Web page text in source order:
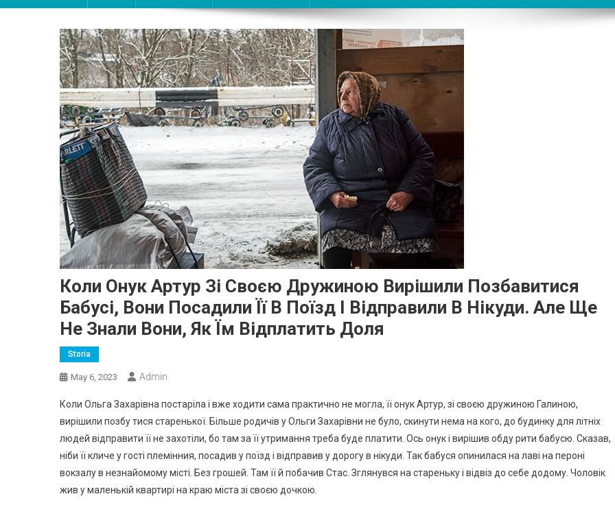
Коли Онук Артур Зі Своєю Дружиною Вирішили Позбавитися
Бабусі, Вони Посадили Її В Поїзд І Відправили В Нікуди. Але Ще
Не Знали Вони, Як Їм Відплатить Доля
Storia
May 6, 2023 Admin
Коли Ольга Захарівна постаріла і вже ходити сама практично не могла, її онук Артур, зі своєю дружиною Галиною,
вирішили позбу тися старенької. Більше родичів у Ольги Захарівни не було, скинути нема на кого, до будинку для літніх
людей відправити її не захотіли, бо там за її утримання треба буде платити. Ось онук і вирішив обду рити бабусю. Сказав,
ніби її кличе у гості племінния, посадив у поїзд і відправив у дорогу в нікуди. Так бабуся опинилася на лаві на пероні
вокзалу в незнайомому місті. Без грошей. Там її й побачив Стас. Зглянувся на стареньку і відвіз до себе додому. Чоловік
жив у маленькій квартирі на краю міста зі своєю дочкою.